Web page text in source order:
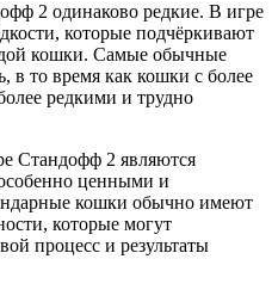
2 одинаково редкие. В игре
которые подчёркивают
кошки. Самые обычные
в то время как кошки с более
редкими и трудно
Стандофф 2 являются
ценными и
кошки обычно имеют
которые могут
процесс и результаты